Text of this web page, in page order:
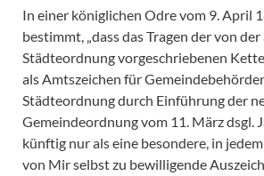
In einer königlichen Odre vom 9. April
bestimmt, „dass das Tragen der von
Städteordnung vorgeschriebenen
als Amtszeichen für
Städteordnung durch Einführung der
Gemeindeordnung vom 11. März dsgl.
künftig nur als eine besondere, in
von Mir selbst zu bewilligende